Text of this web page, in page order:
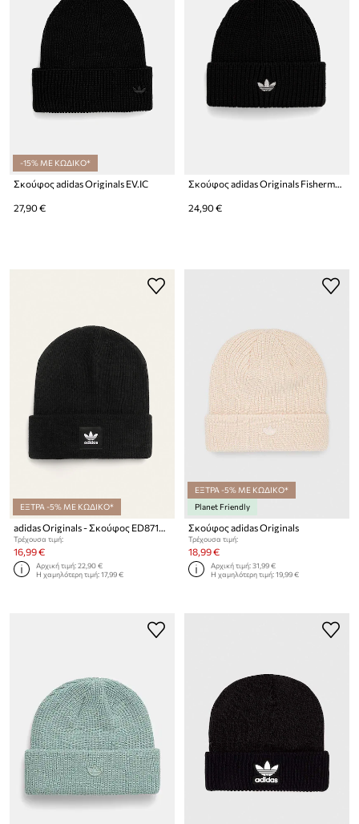
-15% ΜΕ ΚΩΔΙΚΟ*
Σκούφος adidas Originals EV.IC
27,90 €
Σκούφος adidas Originals Fisherman
24,90 €
ΕΞΤΡΑ -5% ΜΕ ΚΩΔΙΚΟ*
adidas Originals - Σκούφος ED8712.M Adicolor Cuff Beanie
Τρέχουσα τιμή:
16,99 €
Αρχική τιμή:22,90 €
Η χαμηλότερη τιμή:17,99 €
ΕΞΤΡΑ -5% ΜΕ ΚΩΔΙΚΟ*
Planet Friendly
Σκούφος adidas Originals
Τρέχουσα τιμή:
18,99 €
Αρχική τιμή:31,99 €
Η χαμηλότερη τιμή:19,99 €